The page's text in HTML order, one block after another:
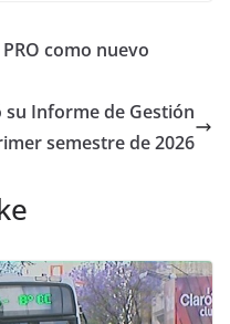
como nuevo
su Informe de Gestión
semestre de 2026